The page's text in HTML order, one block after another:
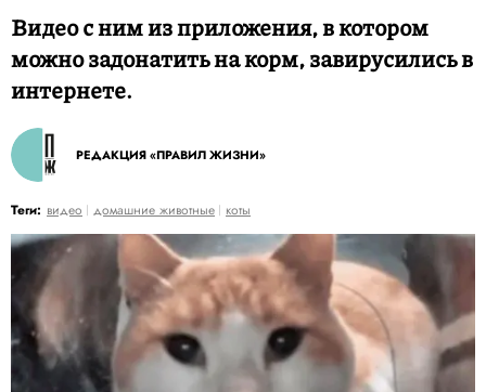
Видео с ним из приложения, в котором
можно задонатить на корм, завирусились в
интернете.
РЕДАКЦИЯ «ПРАВИЛ ЖИЗНИ»
Теги: видео домашние животные коты